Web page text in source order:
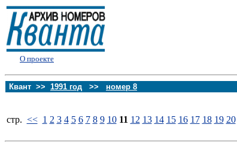
О проекте
Квант >> 1991 год >> номер 8
стp. << 1 2 3 4 5 6 7 8 9 10 11 12 13 14 15 16 17 18 19 20